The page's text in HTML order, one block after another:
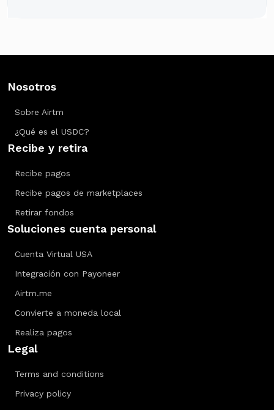
Nosotros
Sobre Airtm
¿Qué es el USDC?
Recibe y retira
Recibe pagos
Recibe pagos de marketplaces
Retirar fondos
Soluciones cuenta personal
Cuenta Virtual USA
Integración con Payoneer
Airtm.me
Convierte a moneda local
Realiza pagos
Legal
Terms and conditions
Privacy policy